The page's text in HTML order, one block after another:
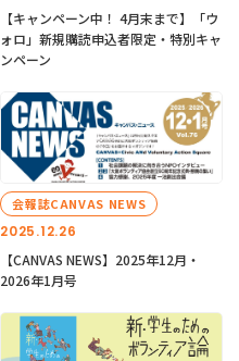
【キャンペーン中！ 4月末まで】「ウ
ォロ」新規購読申込者限定・特別キャ
ンペーン
2025.12.26
会報誌CANVAS NEWS
【CANVAS NEWS】2025年12月・
2026年1月号